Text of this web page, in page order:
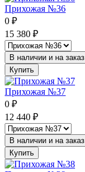
Прихожая №36
0 ₽
15 380 ₽
В наличии и на заказ
Купить
Прихожая №37
0 ₽
12 440 ₽
В наличии и на заказ
Купить